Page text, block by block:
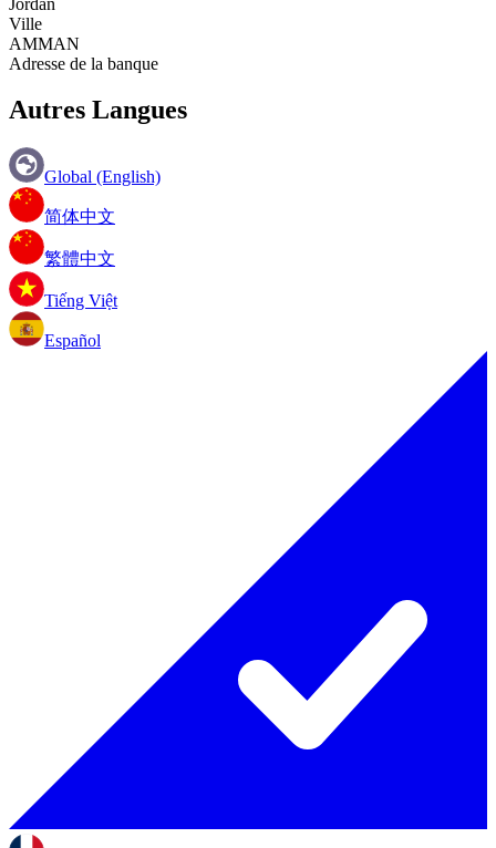
Ville
AMMAN
Adresse de la banque
Autres Langues
Global (English)
简体中文
繁體中文
Tiếng Việt
Español